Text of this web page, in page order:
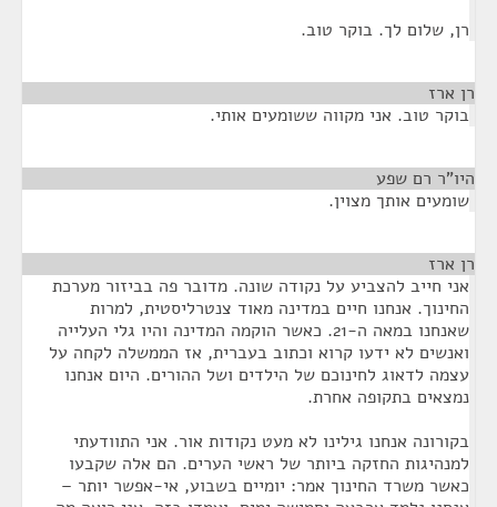
רן, שלום לך. בוקר טוב.
רן ארז
בוקר טוב. אני מקווה ששומעים אותי.
היו"ר רם שפע
שומעים אותך מצוין.
רן ארז
אני חייב להצביע על נקודה שונה. מדובר פה בביזור מערכת
החינוך. אנחנו חיים במדינה מאוד צנטרליסטית, למרות
שאנחנו במאה ה-21. כאשר הוקמה המדינה והיו גלי העלייה
ואנשים לא ידעו קרוא וכתוב בעברית, אז הממשלה לקחה על
עצמה לדאוג לחינוכם של הילדים ושל ההורים. היום אנחנו
נמצאים בתקופה אחרת.
בקורונה אנחנו גילינו לא מעט נקודות אור. אני התוודעתי
למנהיגות החזקה ביותר של ראשי הערים. הם אלה שקבעו
כאשר משרד החינוך אמר: יומיים בשבוע, אי-אפשר יותר –